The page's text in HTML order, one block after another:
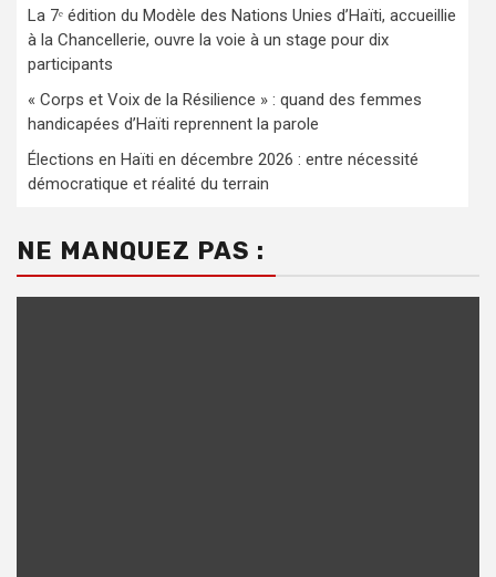
La 7ᵉ édition du Modèle des Nations Unies d’Haïti, accueillie
à la Chancellerie, ouvre la voie à un stage pour dix
participants
« Corps et Voix de la Résilience » : quand des femmes
handicapées d’Haïti reprennent la parole
Élections en Haïti en décembre 2026 : entre nécessité
démocratique et réalité du terrain
NE MANQUEZ PAS :